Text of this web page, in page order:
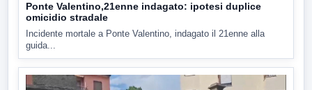
Ponte Valentino,21enne indagato: ipotesi duplice
omicidio stradale
Incidente mortale a Ponte Valentino, indagato il 21enne alla
guida...